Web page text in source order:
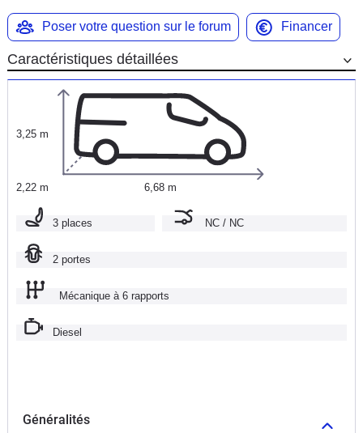
Poser votre question sur le forum Financer
Caractéristiques détaillées
3,25 m
2,22 m 6,68 m
3 places NC / NC
2 portes
Mécanique à 6 rapports
Diesel
Généralités